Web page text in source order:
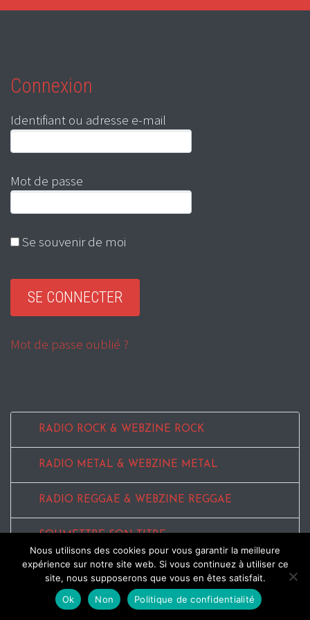
Connexion
Identifiant ou adresse e-mail
Mot de passe
Se souvenir de moi
Mot de passe oublié ?
RADIO ROCK & WEBZINE ROCK
RADIO METAL & WEBZINE METAL
RADIO REGGAE & WEBZINE REGGAE
SOUMETTRE SON TITRE
MENTIONS LEGALES
Nous utilisons des cookies pour vous garantir la meilleure
expérience sur notre site web. Si vous continuez à utiliser ce
site, nous supposerons que vous en êtes satisfait.
Ok
Non Politique de confidentialité